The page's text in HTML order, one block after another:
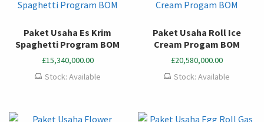
Paket Usaha Es Krim
Spaghetti Program BOM
£15,340,000.00
Stock: Available
Paket Usaha Roll Ice
Cream Progam BOM
£20,580,000.00
Stock: Available